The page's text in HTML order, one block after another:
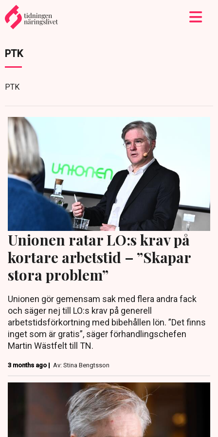
PTK
PTK
Unionen ratar LO:s krav på
kortare arbetstid – ”Skapar
stora problem”
Unionen gör gemensam sak med flera andra fack
och säger nej till LO:s krav på generell
arbetstidsförkortning med bibehållen lön. ”Det finns
inget som är gratis”, säger förhandlingschefen
Martin Wästfelt till TN.
3 months ago | Av: Stina Bengtsson